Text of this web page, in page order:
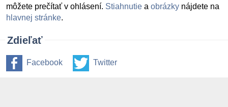
môžete prečítať v ohlásení. Stiahnutie a obrázky nájdete na
hlavnej stránke.
Zdieľať
Facebook Twitter